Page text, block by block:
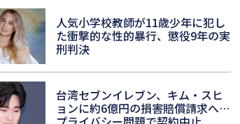
人気小学校教師が11歳少年に犯し
た衝撃的な性的暴行、懲役9年の実
刑判決
台湾セブンイレブン、キム・スヒ
ョンに約6億円の損害賠償請求へ…